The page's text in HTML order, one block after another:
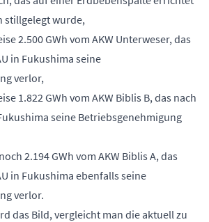
stillgelegt wurde,
2.500 GWh vom AKW Unterweser, das
in Fukushima seine
verlor,
1.822 GWh vom AKW Biblis B, das nach
seine Betriebsgenehmigung
2.194 GWh vom AKW Biblis A, das
in Fukushima ebenfalls seine
verlor.
das Bild, vergleicht man die aktuell zu